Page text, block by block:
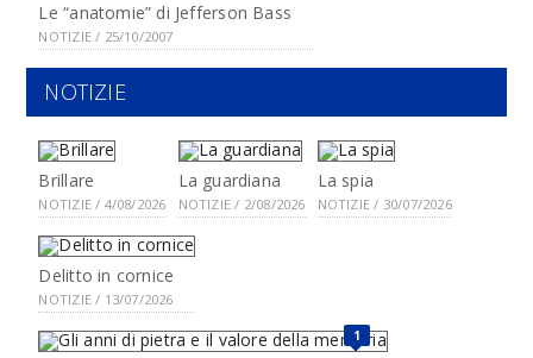
Le “anatomie” di Jefferson Bass
NOTIZIE / 25/10/2007
NOTIZIE
Brillare
NOTIZIE / 4/08/2026
La guardiana
NOTIZIE / 2/08/2026
La spia
NOTIZIE / 30/07/2026
Delitto in cornice
NOTIZIE / 13/07/2026
1